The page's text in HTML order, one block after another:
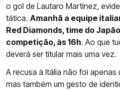
o gol de Lautaro Martínez,
tática. Amanhã a equipe
Red Diamonds, time do
competição, às 16h. Ao que
deverá ser titular mais uma vez.
A recusa à Itália não foi
mas também um gesto de